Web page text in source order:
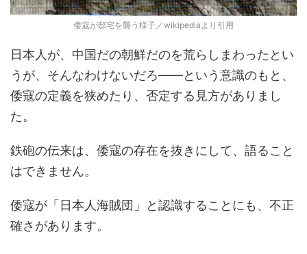
倭寇が邸宅を襲う様子／wikipediaより引用
日本人が、中国だの朝鮮だのを荒らしまわったとい
うが、そんなわけないだろ――という意識のもと、
倭寇の定義を狭めたり、否定する見方がありまし
た。
鉄砲の伝来は、倭寇の存在を抜きにして、語ること
はできません。
倭寇が「日本人海賊団」と認識することにも、不正
確さがあります。